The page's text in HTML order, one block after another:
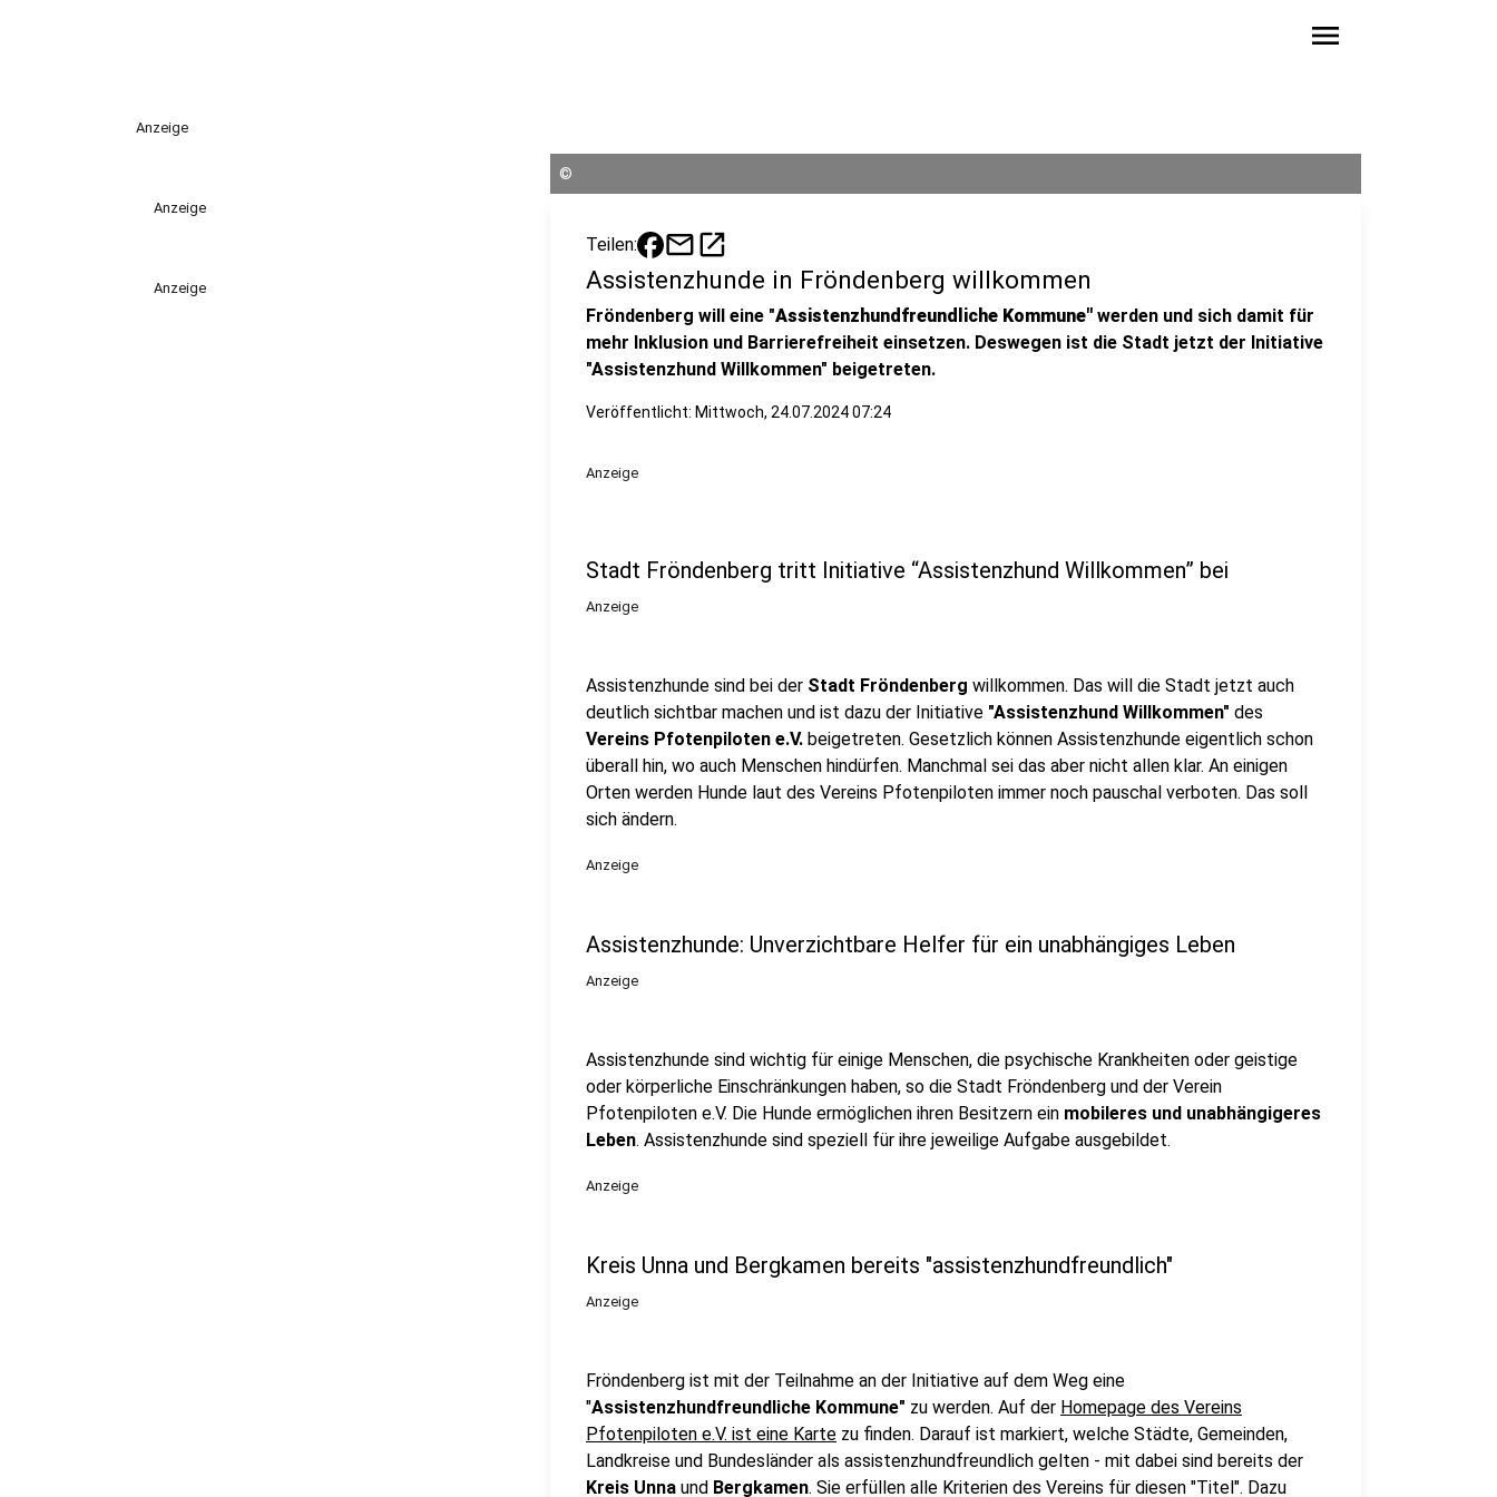
menu
Anzeige
Anzeige
Anzeige
©
Teilen: mailopen_in_new
Assistenzhunde in Fröndenberg willkommen
Fröndenberg will eine "Assistenzhundfreundliche Kommune" werden und sich damit für
mehr Inklusion und Barrierefreiheit einsetzen. Deswegen ist die Stadt jetzt der Initiative
"Assistenzhund Willkommen" beigetreten.
Veröffentlicht: Mittwoch, 24.07.2024 07:24
Anzeige
Stadt Fröndenberg tritt Initiative “Assistenzhund Willkommen” bei
Anzeige
Assistenzhunde sind bei der Stadt Fröndenberg willkommen. Das will die Stadt jetzt auch
deutlich sichtbar machen und ist dazu der Initiative "Assistenzhund Willkommen" des
Vereins Pfotenpiloten e.V. beigetreten. Gesetzlich können Assistenzhunde eigentlich schon
überall hin, wo auch Menschen hindürfen. Manchmal sei das aber nicht allen klar. An einigen
Orten werden Hunde laut des Vereins Pfotenpiloten immer noch pauschal verboten. Das soll
sich ändern.
Anzeige
Assistenzhunde: Unverzichtbare Helfer für ein unabhängiges Leben
Anzeige
Assistenzhunde sind wichtig für einige Menschen, die psychische Krankheiten oder geistige
oder körperliche Einschränkungen haben, so die Stadt Fröndenberg und der Verein
Pfotenpiloten e.V. Die Hunde ermöglichen ihren Besitzern ein mobileres und unabhängigeres
Leben. Assistenzhunde sind speziell für ihre jeweilige Aufgabe ausgebildet.
Anzeige
Kreis Unna und Bergkamen bereits "assistenzhundfreundlich"
Anzeige
Fröndenberg ist mit der Teilnahme an der Initiative auf dem Weg eine
"Assistenzhundfreundliche Kommune" zu werden. Auf der Homepage des Vereins
Pfotenpiloten e.V. ist eine Karte zu finden. Darauf ist markiert, welche Städte, Gemeinden,
Landkreise und Bundesländer als assistenzhundfreundlich gelten - mit dabei sind bereits der
Kreis Unna und Bergkamen. Sie erfüllen alle Kriterien des Vereins für diesen "Titel". Dazu